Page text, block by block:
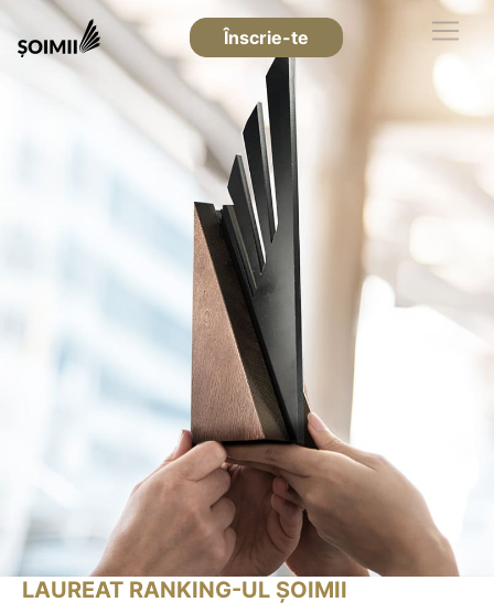
Înscrie-te
LAUREAT RANKING-UL ȘOIMII